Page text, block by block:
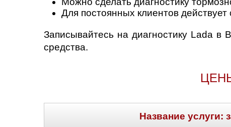
Для постоянных клиентов действует
Записывайтесь на диагностику Lada в
средства.
Название услуги: